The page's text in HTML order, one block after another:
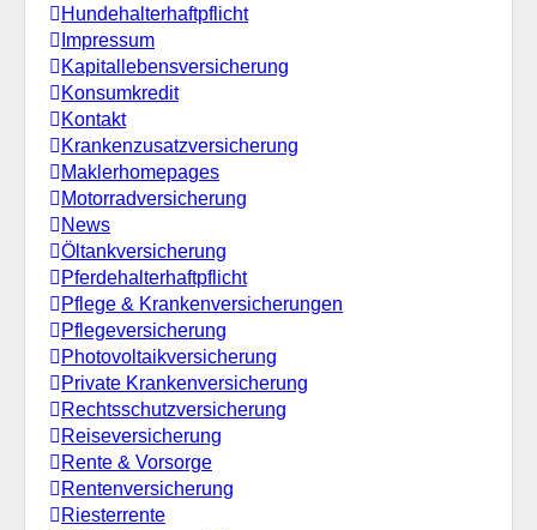
Hundehalterhaftpflicht
Impressum
Kapitallebensversicherung
Konsumkredit
Kontakt
Krankenzusatzversicherung
Maklerhomepages
Motorradversicherung
News
Öltankversicherung
Pferdehalterhaftpflicht
Pflege & Krankenversicherungen
Pflegeversicherung
Photovoltaikversicherung
Private Krankenversicherung
Rechtsschutzversicherung
Reiseversicherung
Rente & Vorsorge
Rentenversicherung
Riesterrente